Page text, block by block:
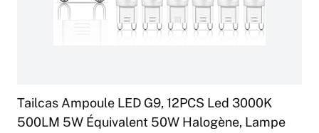
Tailcas Ampoule LED G9, 12PCS Led 3000K
500LM 5W Équivalent 50W Halogène, Lampe